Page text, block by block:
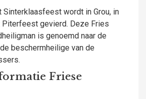
Sinterklaasfeest wordt in Grou, in
Piterfeest gevierd. Deze Fries
is genoemd naar de
beschermheilige van de
Friese